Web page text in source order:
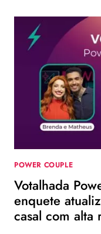
POWER
COUPLE
2022:
PARCIAL
APONTA
QUEM
SAI
NA
7ª
DR
POWER COUPLE
Votalhada
enquete
casal com alta